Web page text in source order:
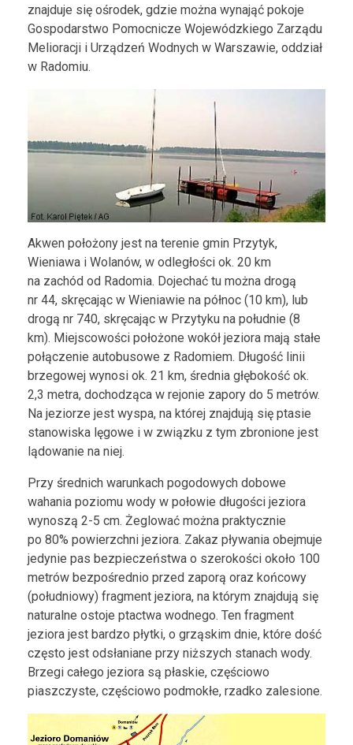
znajduje się ośrodek, gdzie można wynająć pokoje
Gospodarstwo Pomocnicze Wojewódzkiego Zarządu
Melioracji i Urządzeń Wodnych w Warszawie, oddział
w Radomiu.
Akwen położony jest na terenie gmin Przytyk,
Wieniawa i Wolanów, w odległości ok. 20 km
na zachód od Radomia. Dojechać tu można drogą
nr 44, skręcając w Wieniawie na północ (10 km), lub
drogą nr 740, skręcając w Przytyku na południe (8
km). Miejscowości położone wokół jeziora mają stałe
połączenie autobusowe z Radomiem. Długość linii
brzegowej wynosi ok. 21 km, średnia głębokość ok.
2,3 metra, dochodząca w rejonie zapory do 5 metrów.
Na jeziorze jest wyspa, na której znajdują się ptasie
stanowiska lęgowe i w związku z tym zbronione jest
lądowanie na niej.
Przy średnich warunkach pogodowych dobowe
wahania poziomu wody w połowie długości jeziora
wynoszą 2-5 cm. Żeglować można praktycznie
po 80% powierzchni jeziora. Zakaz pływania obejmuje
jedynie pas bezpieczeństwa o szerokości około 100
metrów bezpośrednio przed zaporą oraz końcowy
(południowy) fragment jeziora, na którym znajdują się
naturalne ostoje ptactwa wodnego. Ten fragment
jeziora jest bardzo płytki, o grząskim dnie, które dość
często jest odsłaniane przy niższych stanach wody.
Brzegi całego jeziora są płaskie, częściowo
piaszczyste, częściowo podmokłe, rzadko zalesione.